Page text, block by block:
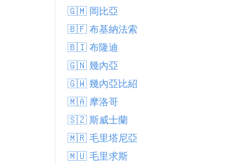
🇬🇲 岡比亞
🇧🇫 布基納法索
🇧🇮 布隆迪
🇬🇳 幾內亞
🇬🇼 幾內亞比紹
🇲🇦 摩洛哥
🇸🇿 斯威士蘭
🇲🇷 毛里塔尼亞
🇲🇺 毛里求斯